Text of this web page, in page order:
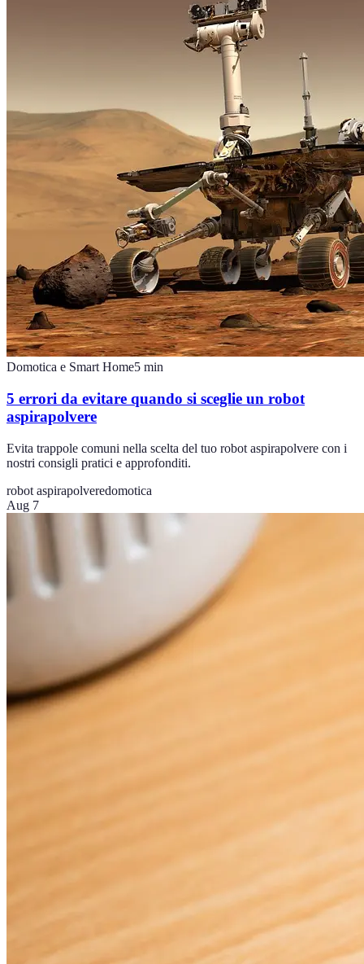
Domotica e Smart Home5 min
5 errori da evitare quando si sceglie un robot
aspirapolvere
Evita trappole comuni nella scelta del tuo robot aspirapolvere con i
nostri consigli pratici e approfonditi.
robot aspirapolveredomotica
Aug 7